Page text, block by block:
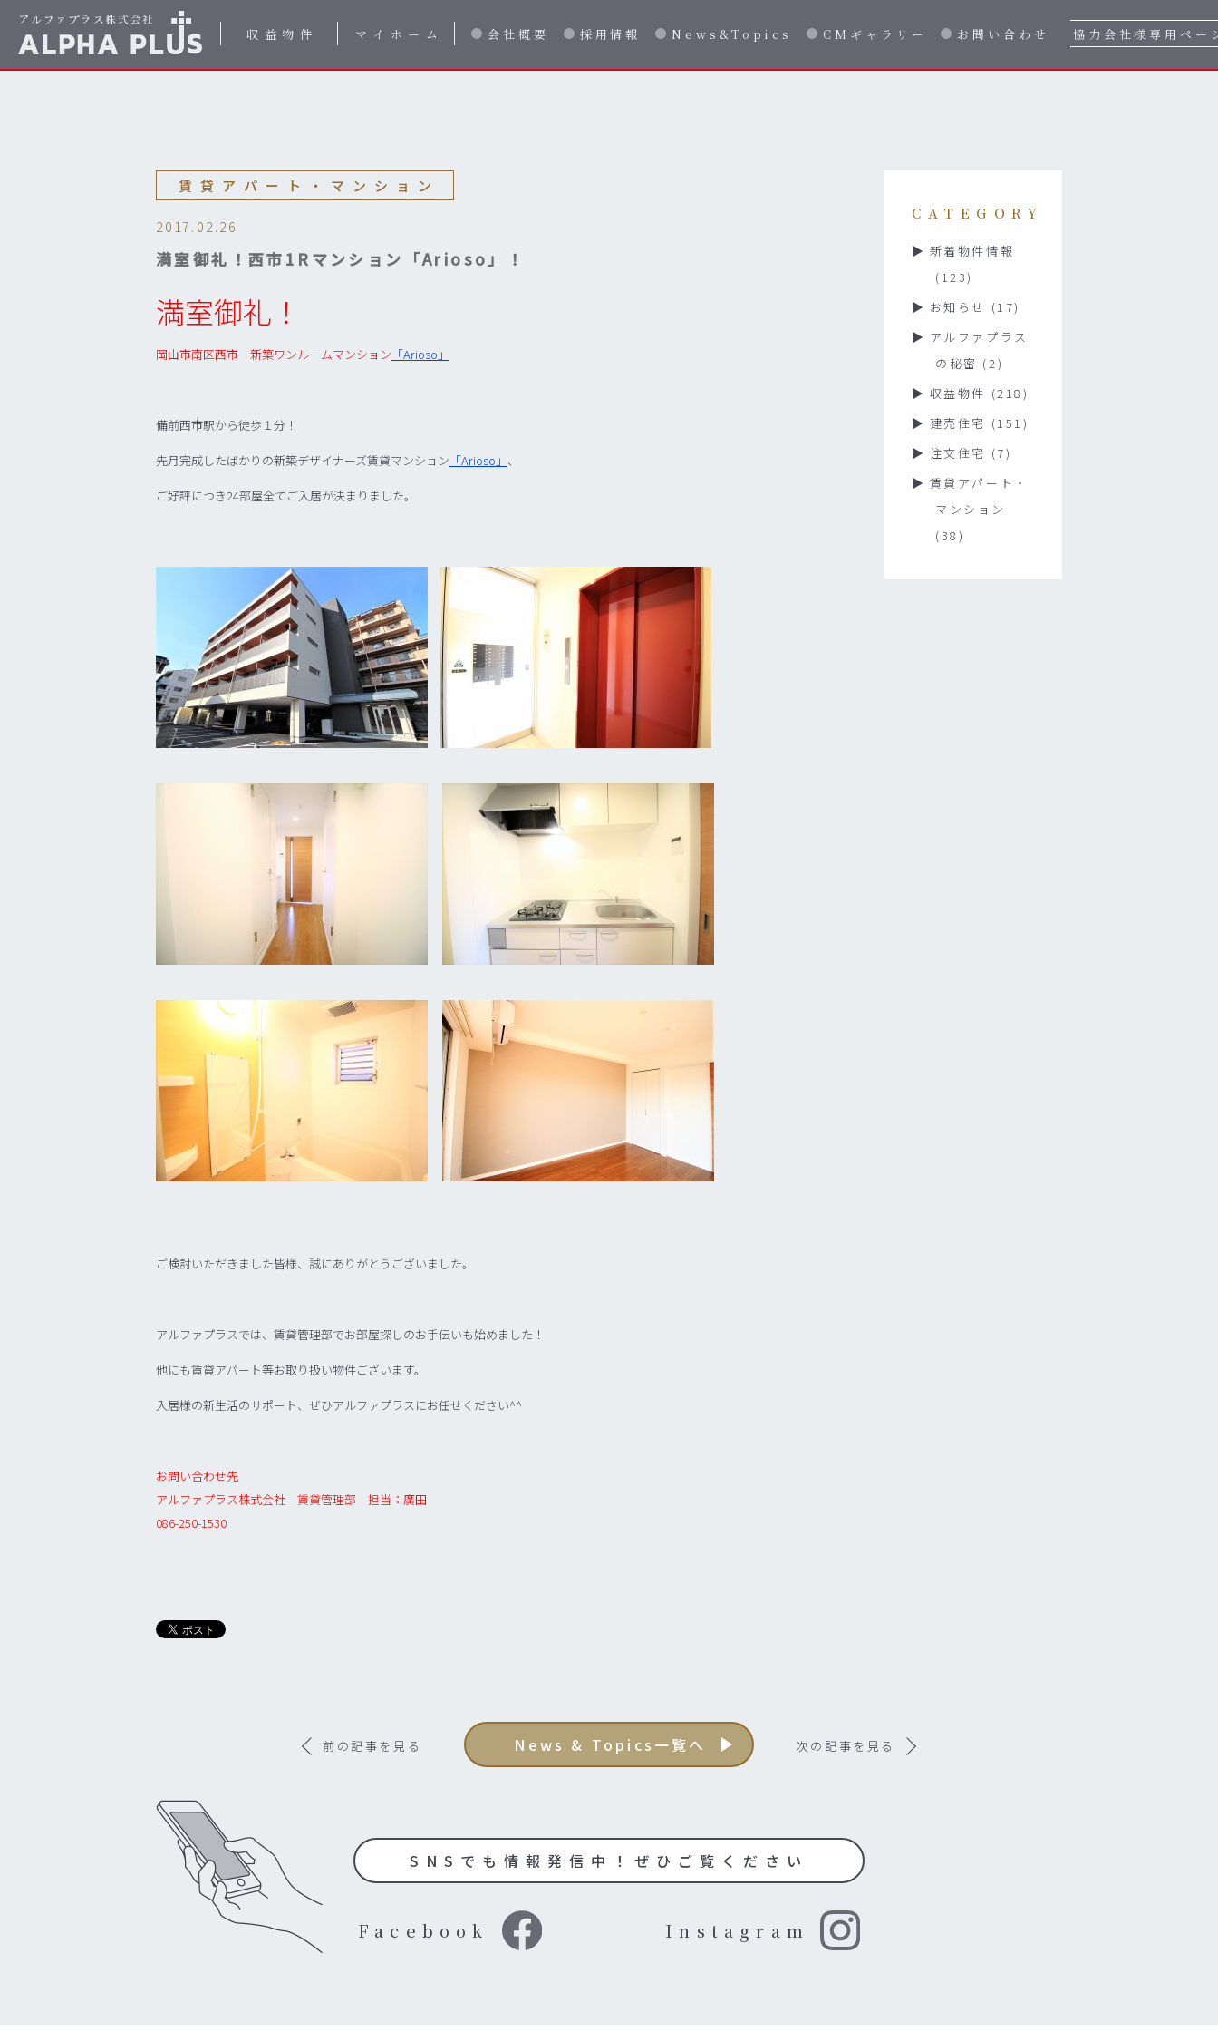
収益物件 マイホーム 会社概要 採用情報 News&Topics CMギャラリー お問い合わせ 協力会社様専用ペー
賃貸アパート・マンション
2017.02.26
満室御礼！西市1Rマンション「Arioso」！
満室御礼！
岡山市南区西市 新築ワンルームマンション 「Arioso」
備前西市駅から徒歩１分！
先月完成したばかりの新築デザイナーズ賃貸マンション 「Arioso」 、
ご好評につき24部屋全てご入居が決まりました。
ご検討いただきました皆様、誠にありがとうございました。
アルファプラスでは、賃貸管理部でお部屋探しのお手伝いも始めました！
他にも賃貸アパート等お取り扱い物件ございます。
入居様の新生活のサポート、ぜひアルファプラスにお任せください^^
お問い合わせ先
アルファプラス株式会社 賃貸管理部 担当：廣田
086-250-1530
CATEGORY
新着物件情報
(123)
お知らせ (17)
アルファプラス
の秘密 (2)
収益物件 (218)
建売住宅 (151)
注文住宅 (7)
賃貸アパート・
マンション
(38)
前の記事を見る 次の記事を見る
News & Topics一覧へ
SNSでも情報発信中！ぜひご覧ください
Facebook Instagram